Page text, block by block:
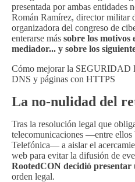
presentada por ambas entidades
Román Ramírez, director militar
organizadora del congreso de
enterarse más sobre los motivos
mediador... y sobre los
Cómo mejorar la
DNS y páginas con HTTPS
La no-nulidad del
Tras la resolución legal que
telecomunicaciones —entre ellos
Telefónica— a aislar el
web para evitar la difusión de
RootedCON decidió presentar
orden legal.